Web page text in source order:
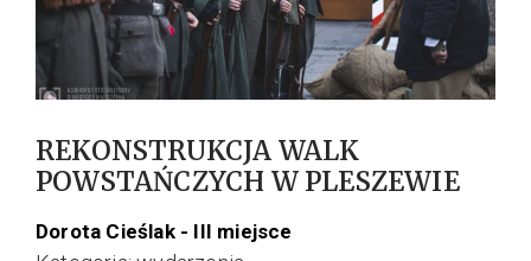
REKONSTRUKCJA WALK
POWSTAŃCZYCH W PLESZEWIE
Dorota Cieślak - III miejsce